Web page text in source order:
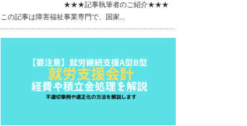
★★★記事執筆者のご紹介★★★
この記事は障害福祉事業専門で、国家...